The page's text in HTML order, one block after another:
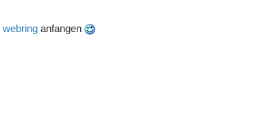
webring anfangen